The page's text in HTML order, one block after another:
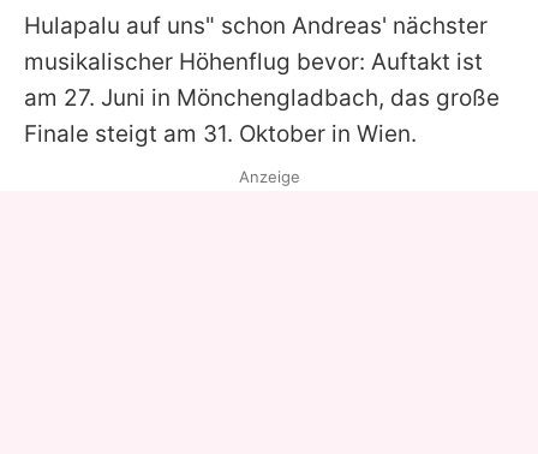
Hulapalu auf uns" schon Andreas' nächster
musikalischer Höhenflug bevor: Auftakt ist
am 27. Juni in Mönchengladbach, das große
Finale steigt am 31. Oktober in Wien.
Anzeige